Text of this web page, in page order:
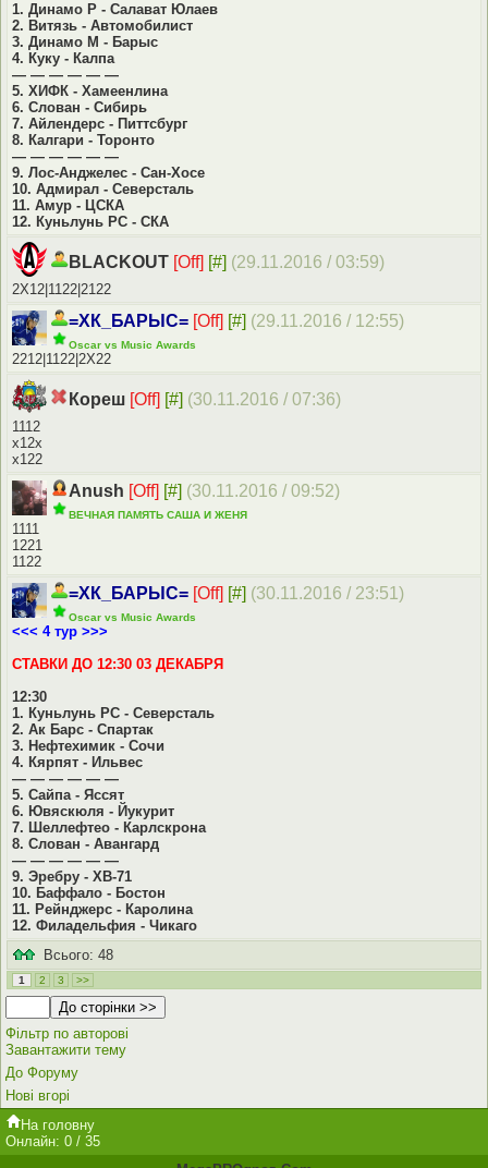
1. Динамо Р - Салават Юлаев
2. Витязь - Автомобилист
3. Динамо М - Барыс
4. Куку - Калпа
— — — — — —
5. ХИФК - Хамеенлина
6. Слован - Сибирь
7. Айлендерс - Питтсбург
8. Калгари - Торонто
— — — — — —
9. Лос-Анджелес - Сан-Хосе
10. Адмирал - Северсталь
11. Амур - ЦСКА
12. Куньлунь РС - СКА
BLACKOUT [Off] [#] (29.11.2016 / 03:59)
2X12|1122|2122
=ХК_БАРЫС= [Off] [#] (29.11.2016 / 12:55)
Oscаr vs Мusic Аwаrds
2212|1122|2Х22
Кореш [Off] [#] (30.11.2016 / 07:36)
1112
х12х
х122
Anush [Off] [#] (30.11.2016 / 09:52)
ВЕЧНАЯ ПАМЯТЬ САША И ЖЕНЯ
1111
1221
1122
=ХК_БАРЫС= [Off] [#] (30.11.2016 / 23:51)
Oscаr vs Мusic Аwаrds
<<< 4 тур >>>
СТАВКИ ДО 12:30 03 ДЕКАБРЯ
12:30
1. Куньлунь РС - Северсталь
2. Ак Барс - Спартак
3. Нефтехимик - Сочи
4. Кярпят - Ильвес
— — — — — —
5. Сайпа - Яссят
6. Ювяскюля - Йукурит
7. Шеллефтео - Карлскрона
8. Слован - Авангард
— — — — — —
9. Эребру - ХВ-71
10. Баффало - Бостон
11. Рейнджерс - Каролина
12. Филадельфия - Чикаго
Всього: 48
1 2 3 >>
Фільтр по авторові
Завантажити тему
До Форуму
Нові вгорі
На головну
Онлайн: 0 / 35